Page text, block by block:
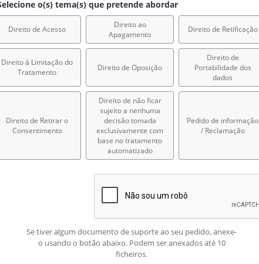
o(s) tema(s) que pretende abordar
Direito de Acesso
Direito ao
Apagamento
Direito de Retificação
Direito à Limitação do
Tratamento
Direito de Oposição
Direito de
Portabilidade dos
dados
Direito de Retirar o
Consentimento
Direito de não ficar
sujeito a nenhuma
decisão tomada
exclusivamente com
base no tratamento
automatizado
Pedido de informação
/ Reclamação
Se tiver algum documento de suporte ao seu pedido, anexe-
o usando o botão abaixo. Podem ser anexados até 10
ficheiros.